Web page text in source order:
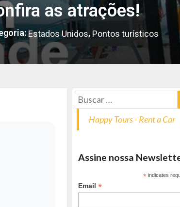
as atrações!
Estados Unidos, Pontos turísticos
Happy Tours - Rent a Car
Assine nossa
* indicates
Email*